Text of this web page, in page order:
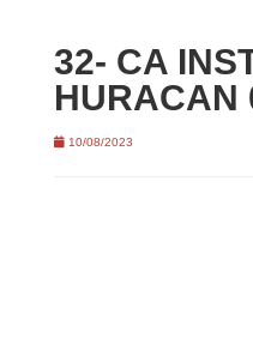
32- CA
HURACAN
10/08/2023